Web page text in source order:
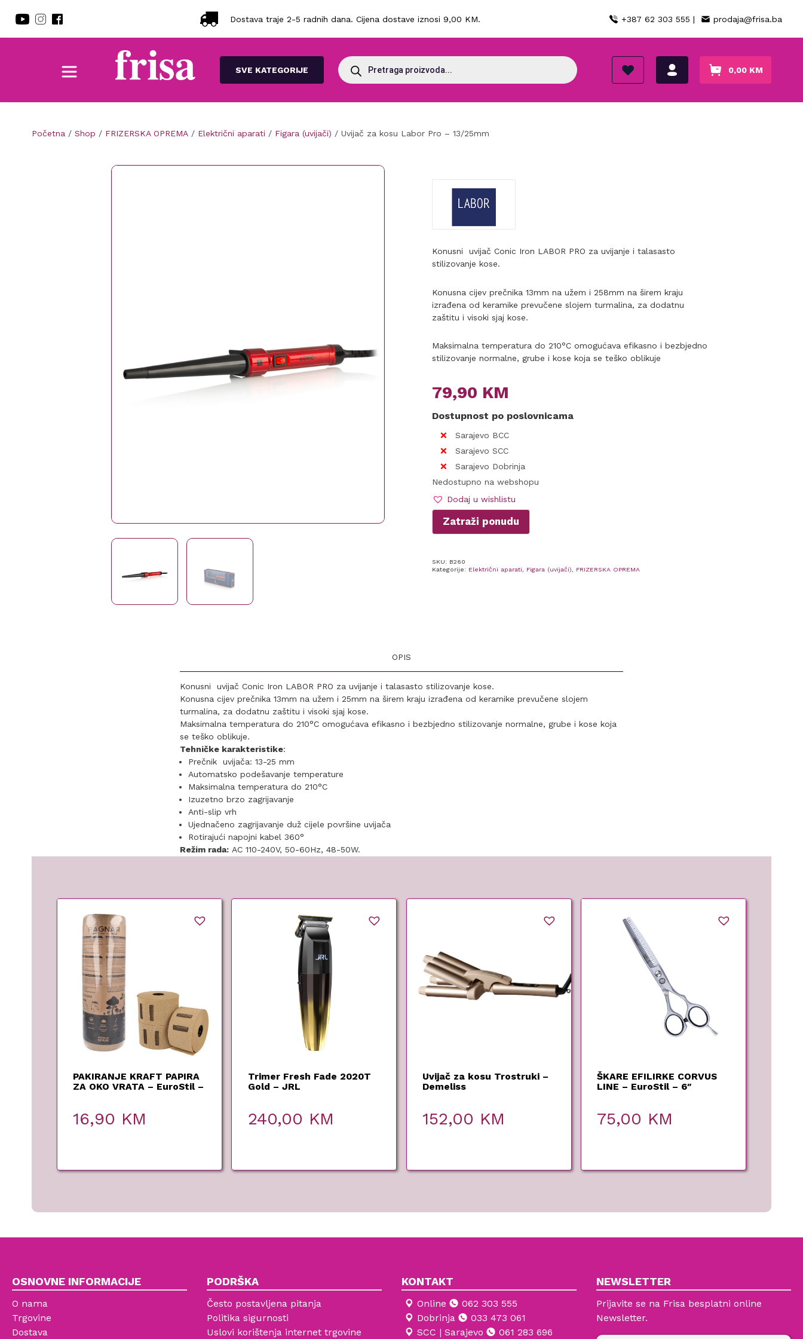
Dostava traje 2-5 radnih dana. Cijena dostave iznosi 9,00 KM. +387 62 303 555 | prodaja@frisa.ba
SVE KATEGORIJE
Products
search
0,00 KM
Početna / Shop / FRIZERSKA OPREMA / Električni aparati / Figara (uvijači) / Uvijač za kosu Labor Pro – 13/25mm
Konusni uvijač Conic Iron LABOR PRO za uvijanje i talasasto
stilizovanje kose.
Konusna cijev prečnika 13mm na užem i 258mm na širem kraju
izrađena od keramike prevučene slojem turmalina, za dodatnu
zaštitu i visoki sjaj kose.
Maksimalna temperatura do 210°C omogućava efikasno i bezbjedno
stilizovanje normalne, grube i kose koja se teško oblikuje
79,90 KM
Dostupnost po poslovnicama
Sarajevo BCC
Sarajevo SCC
Sarajevo Dobrinja
Nedostupno na webshopu
Dodaj u wishlistu
Zatraži ponudu
SKU: B260
Kategorije: Električni aparati, Figara (uvijači), FRIZERSKA OPREMA
OPIS
Konusni uvijač Conic Iron LABOR PRO za uvijanje i talasasto stilizovanje kose.
Konusna cijev prečnika 13mm na užem i 25mm na širem kraju izrađena od keramike prevučene slojem
turmalina, za dodatnu zaštitu i visoki sjaj kose.
Maksimalna temperatura do 210°C omogućava efikasno i bezbjedno stilizovanje normalne, grube i kose koja
se teško oblikuje.
Tehničke karakteristike:
Prečnik uvijača: 13-25 mm
Automatsko podešavanje temperature
Maksimalna temperatura do 210°C
Izuzetno brzo zagrijavanje
Anti-slip vrh
Ujednačeno zagrijavanje duž cijele površine uvijača
Rotirajući napojni kabel 360°
Režim rada:AC 110-240V, 50-60Hz, 48-50W.
PAKIRANJE KRAFT PAPIRA
ZA OKO VRATA – EuroStil –
16,90 KM
Trimer Fresh Fade 2020T
Gold – JRL
240,00 KM
Uvijač za kosu Trostruki –
Demeliss
152,00 KM
ŠKARE EFILIRKE CORVUS
LINE – EuroStil – 6″
75,00 KM
OSNOVNE INFORMACIJE
O nama
Trgovine
Dostava
PODRŠKA
Često postavljena pitanja
Politika sigurnosti
Uslovi korištenja internet trgovine
KONTAKT
Online
062 303 555
Dobrinja
033 473 061
SCC | Sarajevo
061 283 696
NEWSLETTER
Prijavite se na Frisa besplatni online
Newsletter.